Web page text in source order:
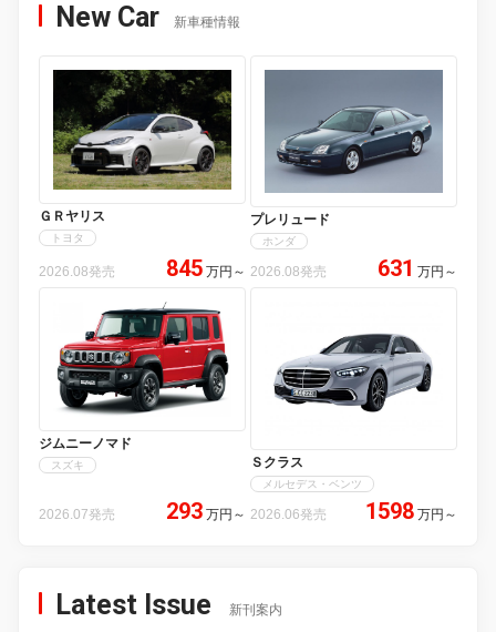
New Car 新車種情報
ＧＲヤリス
トヨタ
2026.08発売 845 万円 ～
プレリュード
ホンダ
2026.08発売 631 万円 ～
ジムニーノマド
スズキ
2026.07発売 293 万円 ～
Ｓクラス
メルセデス・ベンツ
2026.06発売 1598 万円 ～
Latest Issue 新刊案内